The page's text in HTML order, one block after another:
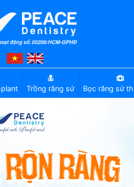
Trồng răng sứ Bọc răng sứ